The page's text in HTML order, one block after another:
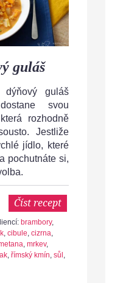
guláš
dýňový guláš
svou
rozhodně
Jestliže
jídlo, které
pochutnáte si,
Číst recept
brambory,
, cibule, cizrna,
, mrkev,
, římský kmín, sůl ,